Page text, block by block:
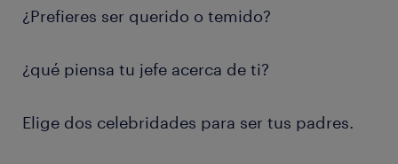
¿Prefieres ser querido o temido?
¿qué piensa tu jefe acerca de ti?
Elige dos celebridades para ser tus padres.